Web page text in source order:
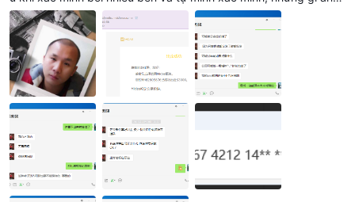
ta nói hoàn toàn là lời nói dối), từ ngày 25 tháng 11 đến ngày 28
tháng 12 năm 2018, anh ta đã lừa đảo 41000 RMB dưới tên của
nền tảng . Tôi đã gọi cho công ty nhiều lần, nhưng dịch vụ khách
hàng của họ trốn tránh trách nhiệm. Sau đó, tôi đã gửi một khiếu
nại email đến nền tảng. Nền tảng nói rằng Zhu Yiming đã bị sa th
ải vì vi phạm quy định của công ty. Vì vậy, nó không liên quan đ
ến công ty. Họ nói đó là hành động cá nhân và không giải quyết
được vấn đề của tôi. Nhưng trên thực tế, cho đến nay, Yi Yiming
vẫn đang quản lý tài khoản của tôi, điều này không phù hợp với
thực tế. Và trong thời gian gian lận, anh ta ở trong tình trạng làm
việc. Bây giờ tôi đang phàn nàn và vạch trần sự gian lận của Zh
u Yiming, người quản lý tài khoản của Midas Sàn giao dịch Fore
x. Hãy tránh xa dịch vụ khách hàng đen tối này. (Zhu Yiming, số
thẻ ngân hàng: 4367 4212 1456 4459 078,). Nếu họ không thể